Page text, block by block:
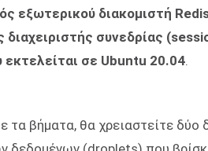
εξωτερικού διακομιστή
συνεδρίας
σε Ubuntu 20.04
τα βήματα, θα χρειαστείτε δύο